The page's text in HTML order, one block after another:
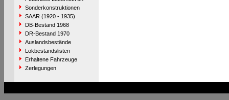
Sonderkonstruktionen
SAAR (1920 - 1935)
DB-Bestand 1968
DR-Bestand 1970
Auslandsbestände
Lokbestandslisten
Erhaltene Fahrzeuge
Zerlegungen